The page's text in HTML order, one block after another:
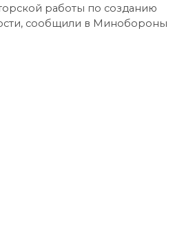
работы по созданию
сообщили в Минобороны